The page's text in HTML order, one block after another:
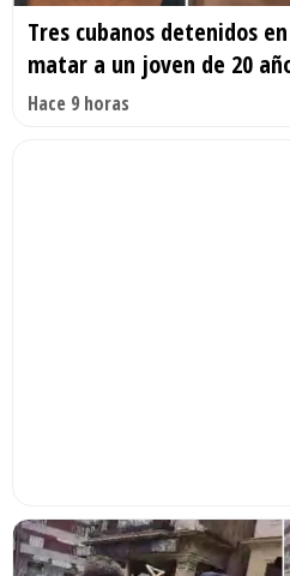
Tres cubanos detenidos
matar a un joven de 20
Hace 9 horas